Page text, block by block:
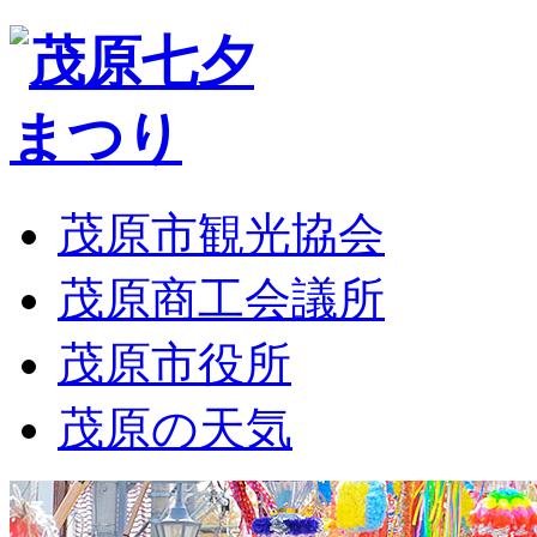
茂原市観光協会
茂原商工会議所
茂原市役所
茂原の天気